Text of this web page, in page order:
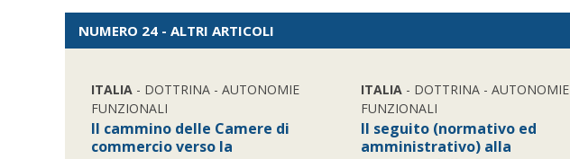
NUMERO 24 - ALTRI ARTICOLI
ITALIA - DOTTRINA - AUTONOMIE
FUNZIONALI
Il cammino delle Camere di
commercio verso la
ITALIA - DOTTRINA - AUTONOMIE
FUNZIONALI
Il seguito (normativo ed
amministrativo) alla